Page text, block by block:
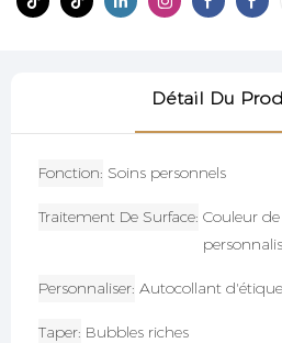
Détail Du
Fonction Soins personnels
Traitement De Surface Couleur
Personnaliser Autocollant
Taper Bubbles riches